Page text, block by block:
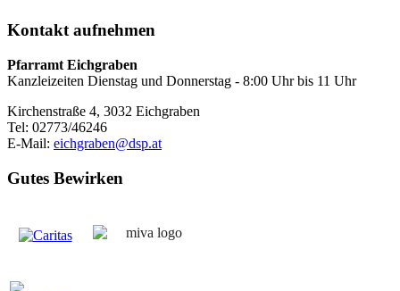
Kontakt aufnehmen
Pfarramt Eichgraben
Kanzleizeiten Dienstag und Donnerstag - 8:00 Uhr bis 11 Uhr
Kirchenstraße 4, 3032 Eichgraben
Tel: 02773/46246
E-Mail: eichgraben@dsp.at
Gutes Bewirken